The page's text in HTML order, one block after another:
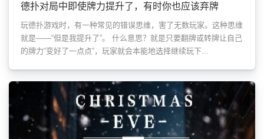
德扑对局中即使牌力提升了，有时你也应该弃牌
玩德扑游戏时，有一种常见的错误思维，害了无数玩家。这种思维
就是——“但是我提升了”。 什么意思？就是只要翻牌或转牌让自己
的牌力“变好了一点点”，玩家就会本能地选择继续玩下...